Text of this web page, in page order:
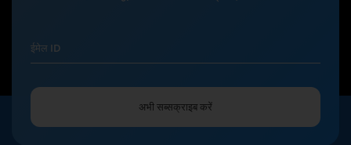
ईमेल ID
अभी सब्सक्राइब करें